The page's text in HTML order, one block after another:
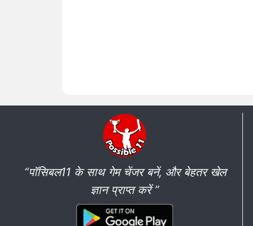
“पॉसिबल11 के साथ गेम चेंजर बनें, और बेहतर खेल
ज्ञान प्राप्त करें ”